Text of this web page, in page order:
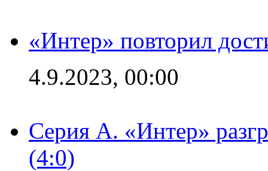
«Интер» повторил
4.9.2023, 00:00
Серия А. «Интер»
(4:0)